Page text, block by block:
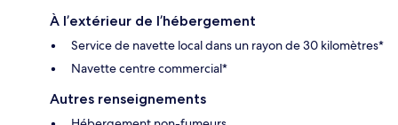
À l’extérieur de l’hébergement
Service de navette local dans un rayon de 30 kilomètres*
Navette centre commercial*
Autres renseignements